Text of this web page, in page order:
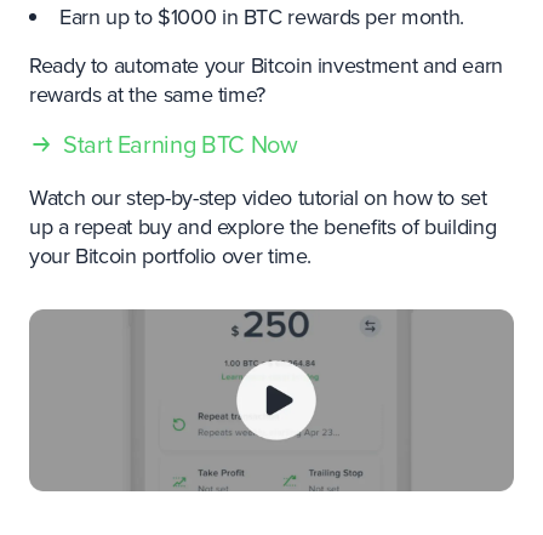
Earn up to $1000 in BTC rewards per month.
Ready to automate your Bitcoin investment and earn
rewards at the same time?
Start Earning BTC Now
Watch our step-by-step video tutorial on how to set
up a repeat buy and explore the benefits of building
your Bitcoin portfolio over time.